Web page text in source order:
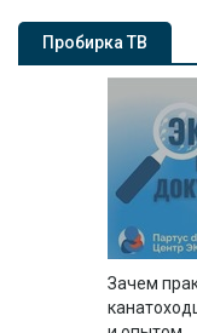
Пробирка ТВ
Зачем